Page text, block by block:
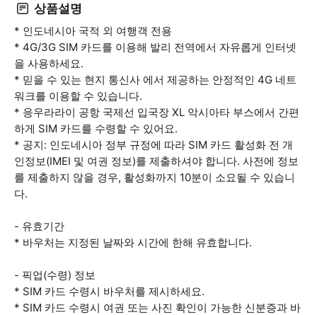
상품설명
* 인도네시아 국적 외 여행객 전용
* 4G/3G SIM 카드를 이용해 발리 전역에서 자유롭게 인터넷
을 사용하세요.
* 믿을 수 있는 현지 통신사 에서 제공하는 안정적인 4G 네트
워크를 이용할 수 있습니다.
* 응우라라이 공항 국제선 입국장 XL 악시아타 부스에서 간편
하게 SIM 카드를 수령할 수 있어요.
* 공지: 인도네시아 정부 규정에 따라 SIM 카드 활성화 전 개
인정보(IMEI 및 여권 정보)를 제출하셔야 합니다. 사전에 정보
를 제출하지 않을 경우, 활성화까지 10분이 소요될 수 있습니
다.
- 유효기간
* 바우처는 지정된 날짜와 시간에 한해 유효합니다.
- 픽업(수령) 정보
* SIM 카드 수령시 바우처를 제시하세요.
* SIM 카드 수령시 여권 또는 사진 확인이 가능한 신분증과 바